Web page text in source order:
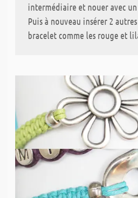
intermédiaire et nouer avec
Puis à nouveau insérer 2
bracelet comme les rouge et